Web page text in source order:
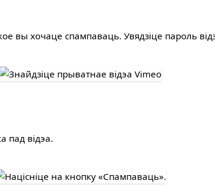
вы хочаце спампаваць. Увядзіце пароль
пад відэа.